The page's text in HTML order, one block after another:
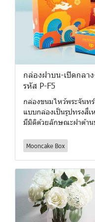
กล่องฝาบน-เปิดกลา
รหัส P-F5
กล่องขนมไหว้พระจันท
แบบกล่องเป็นรูปทรง
มีมิติด้วยลักษณะฝาด้า
Mooncake Box